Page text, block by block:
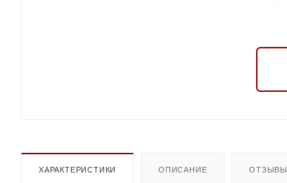
ХАРАКТЕРИСТИКИ ОПИСАНИЕ ОТЗЫВЫ